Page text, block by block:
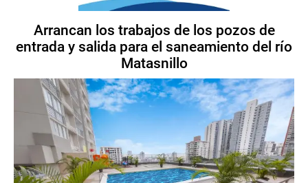
Arrancan los trabajos de los pozos de
entrada y salida para el saneamiento del río
Matasnillo